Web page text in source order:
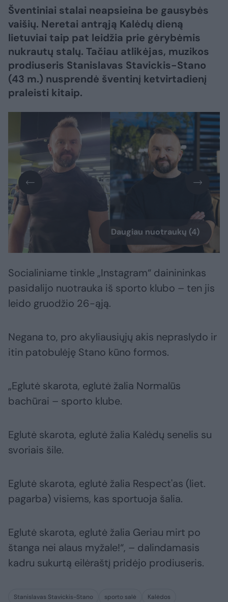
Šventiniai stalai neapsieina be gausybės
vaišių. Neretai antrąją Kalėdų dieną
lietuviai taip pat leidžia prie gėrybėmis
nukrautų stalų. Tačiau atlikėjas, muzikos
prodiuseris Stanislavas Stavickis-Stano
(43 m.) nusprendė šventinį ketvirtadienį
praleisti kitaip.
Daugiau nuotraukų (4)
Socialiniame tinkle „Instagram“ dainininkas
pasidalijo nuotrauka iš sporto klubo – ten jis
leido gruodžio 26-ąją.
Negana to, pro akyliausiųjų akis nepraslydo ir
itin patobulėję Stano kūno formos.
„Eglutė skarota, eglutė žalia Normalūs
bachūrai – sporto klube.
Eglutė skarota, eglutė žalia Kalėdų senelis su
svoriais šile.
Eglutė skarota, eglutė žalia Respect'as (liet.
pagarba) visiems, kas sportuoja šalia.
Eglutė skarota, eglutė žalia Geriau mirt po
štanga nei alaus myžale!“, – dalindamasis
kadru sukurtą eilėraštį pridėjo prodiuseris.
Stanislavas Stavickis-Stano sporto salė
Kalėdos